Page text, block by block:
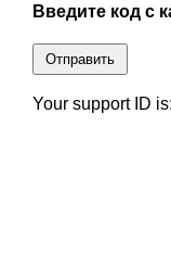
Введите код с
Отправить
Your support ID